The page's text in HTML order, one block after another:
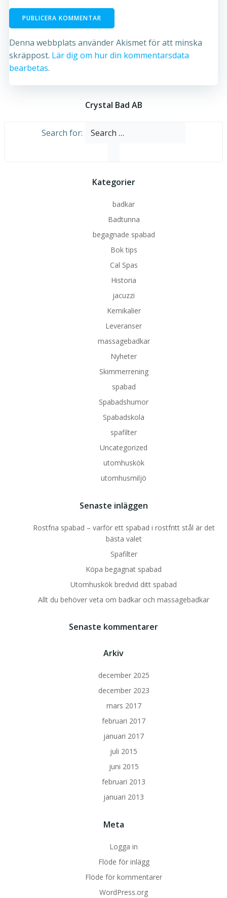
Denna webbplats använder Akismet för att minska
skräppost. Lär dig om hur din kommentarsdata
bearbetas.
Crystal Bad AB
Search for:
Kategorier
badkar
Badtunna
begagnade spabad
Bok tips
Cal Spas
Historia
jacuzzi
Kemikalier
Leveranser
massagebadkar
Nyheter
Skimmerrening
spabad
Spabadshumor
Spabadskola
spafilter
Uncategorized
utomhuskök
utomhusmiljö
Senaste inläggen
Rostfria spabad – varför ett spabad i rostfritt stål är det
bästa valet
Spafilter
Köpa begagnat spabad
Utomhuskök bredvid ditt spabad
Allt du behöver veta om badkar och massagebadkar
Senaste kommentarer
Arkiv
december 2025
december 2023
mars 2017
februari 2017
januari 2017
juli 2015
juni 2015
februari 2013
januari 2013
Meta
Logga in
Flöde för inlägg
Flöde för kommentarer
WordPress.org